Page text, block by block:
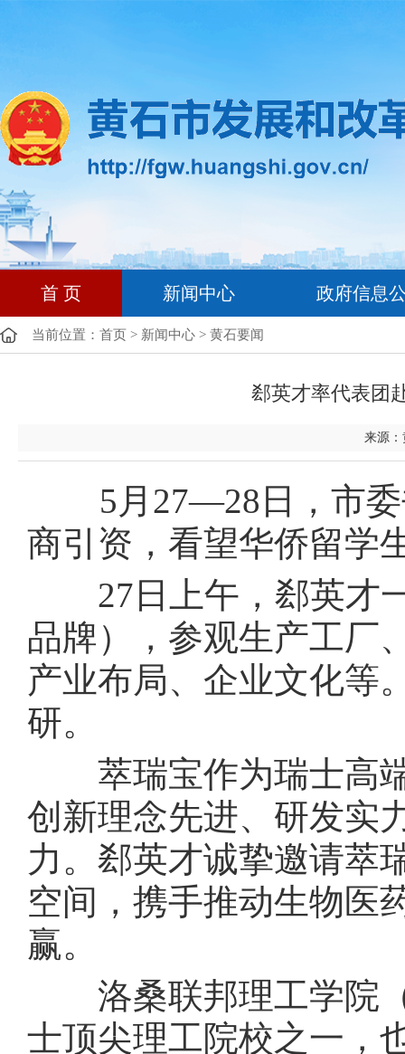
首 页 新闻中心 政府信息
当前位置： 首页 > 新闻中心 > 黄石要闻
郄英才率代表团
来源
5月27—28日，市委
商引资，看望华侨留学
27日上午，郄英才一
品牌），参观生产工厂
产业布局、企业文化等
研。
萃瑞宝作为瑞士高端
创新理念先进、研发实
力。郄英才诚挚邀请萃
空间，携手推动生物医
赢。
洛桑联邦理工学院（
士顶尖理工院校之一，